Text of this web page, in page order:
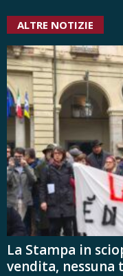
ALTRE NOTIZIE
La Stampa in
vendita,